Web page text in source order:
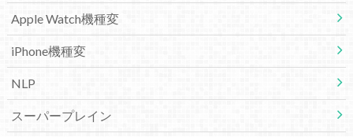
Apple Watch機種変
iPhone機種変
NLP
スーパープレイン